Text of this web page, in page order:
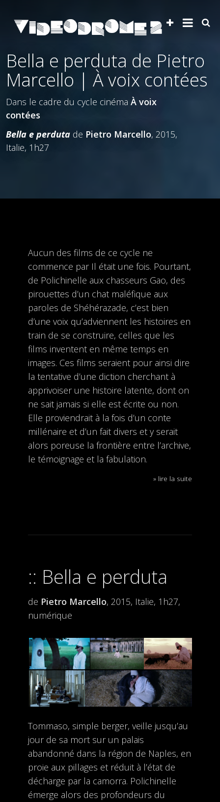
Bella e perduta de Pietro
Marcello | À voix contées
Dans le cadre du cycle cinéma À voix
contées
Bella e perduta de Pietro Marcello, 2015,
Italie, 1h27
Aucun des films de ce cycle ne
commence par Il était une fois. Pourtant,
de Polichinelle aux chasseurs Gao, des
pirouettes d’un chat maléfique aux
paroles de Shéhérazade, c’est bien
d’une voix qu’adviennent les histoires en
train de se construire, celles que les
films inventent en même temps en
images. Ces films seraient pour ainsi dire
la tentative d’une diction cherchant à
apprivoiser une histoire latente, dont on
ne sait jamais si elle est écrite ou non.
Elle proviendrait à la fois d’un conte
millénaire et d’un fait divers et y serait
alors poreuse la frontière entre l’archive,
le témoignage et la fabulation.
» lire la suite
Bella e perduta
de Pietro Marcello, 2015, Italie, 1h27,
numérique
Tommaso, simple berger, veille jusqu’au
jour de sa mort sur un palais
abandonné dans la région de Naples, en
proie aux pillages et réduit à l’état de
décharge par la camorra. Polichinelle
émerge alors des profondeurs du